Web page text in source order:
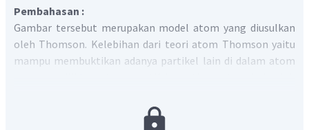
Pembahasan :
Gambar tersebut merupakan model atom yang diusulkan
oleh Thomson. Kelebihan dari teori atom Thomson yaitu
mampu membuktikan adanya partikel lain di dalam atom
Jadi, jawaban yang tepat adalah A